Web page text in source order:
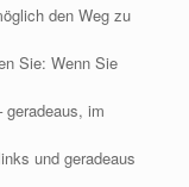
den Weg zu
Sie: Wenn Sie
geradeaus, im
und geradeaus